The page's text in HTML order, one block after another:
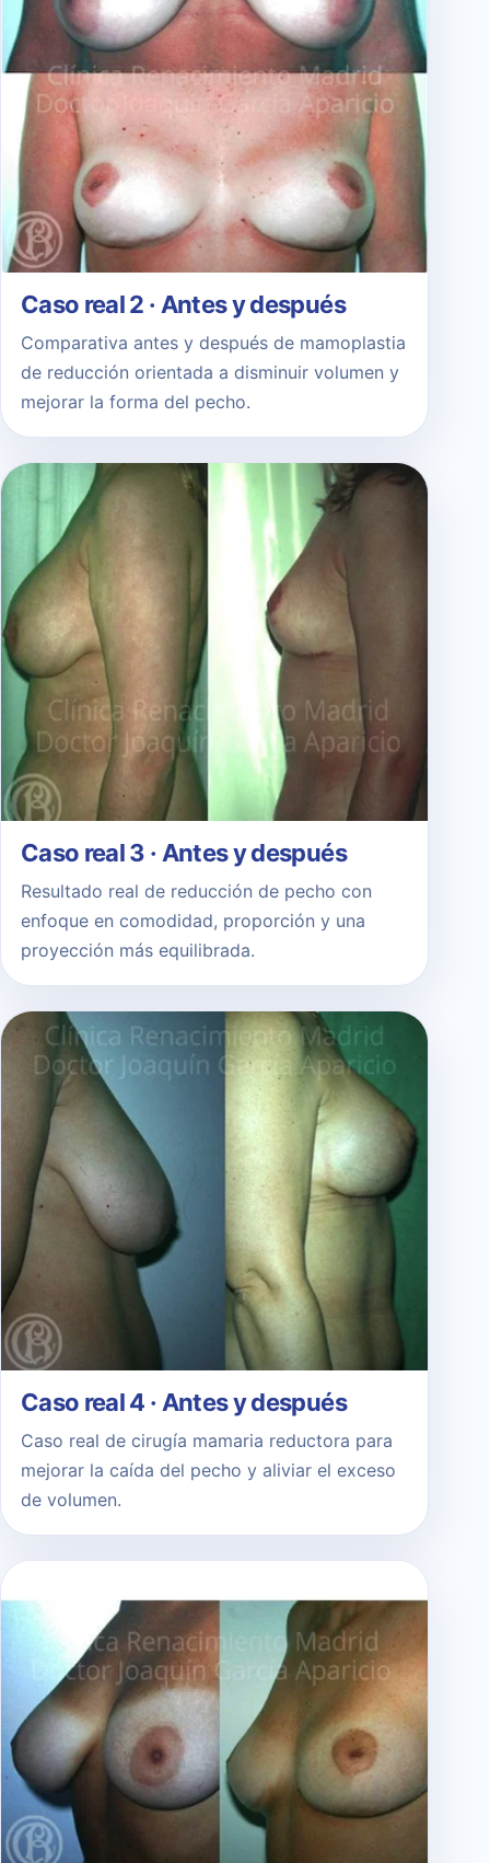
Caso real 2 · Antes y después
Comparativa antes y después de mamoplastia
de reducción orientada a disminuir volumen y
mejorar la forma del pecho.
Caso real 3 · Antes y después
Resultado real de reducción de pecho con
enfoque en comodidad, proporción y una
proyección más equilibrada.
Caso real 4 · Antes y después
Caso real de cirugía mamaria reductora para
mejorar la caída del pecho y aliviar el exceso
de volumen.